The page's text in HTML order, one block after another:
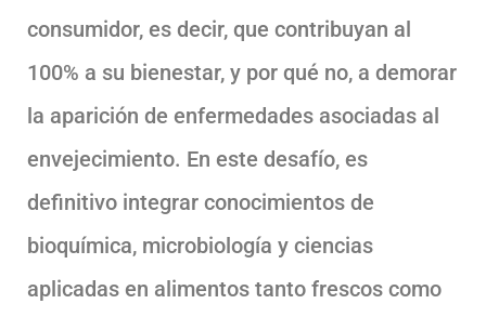
consumidor, es decir, que contribuyan al
100% a su bienestar, y por qué no, a demorar
la aparición de enfermedades asociadas al
envejecimiento. En este desafío, es
definitivo integrar conocimientos de
bioquímica, microbiología y ciencias
aplicadas en alimentos tanto frescos como